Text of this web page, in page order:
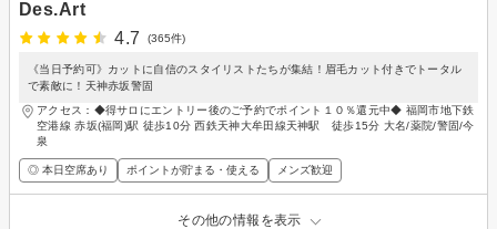
Des.Art
4.7
(365件)
《当日予約可》カットに自信のスタイリストたちが集結！眉毛カット付きでトータル
で素敵に！天神赤坂警固
アクセス：◆得サロにエントリー後のご予約でポイント１０％還元中◆ 福岡市地下鉄
空港線 赤坂(福岡)駅 徒歩10分 西鉄天神大牟田線天神駅 徒歩15分 大名/薬院/警固/今
泉
◎ 本日空席あり ポイントが貯まる・使える メンズ歓迎
その他の情報を表示